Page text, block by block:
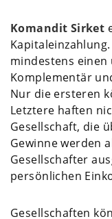
Komandit Sirket
mindestens
Komplementär
Nur die ersteren
Letztere haften
Gesellschaft, die
Gewinne werden
Gesellschafter
persönlichen
Gesellschaften